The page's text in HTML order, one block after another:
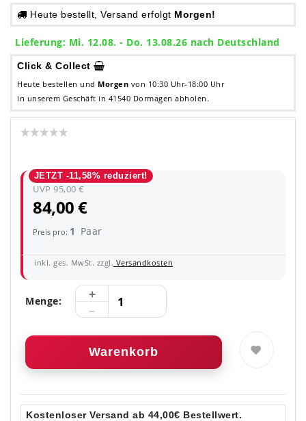
Heute bestellt, Versand erfolgt Morgen!
Lieferung: Mi. 12.08. - Do. 13.08.26 nach Deutschland
Click & Collect
Heute bestellen und Morgen von 10:30 Uhr-18:00 Uhr
in unserem Geschäft in 41540 Dormagen abholen.
JETZT -11,58% reduziert!
UVP 95,00 €
84,00 €
Preis pro: 1 Paar
inkl. ges. MwSt. zzgl. Versandkosten
Menge:
Warenkorb
Kostenloser Versand ab 44,00€ Bestellwert.